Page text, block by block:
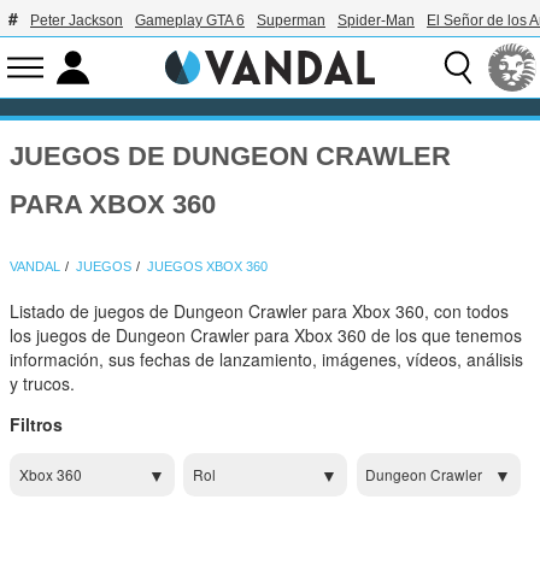
Peter Jackson Gameplay GTA 6 Superman Spider-Man El Señor de los
JUEGOS DE DUNGEON CRAWLER
PARA XBOX 360
VANDAL JUEGOS JUEGOS XBOX 360
Listado de juegos de Dungeon Crawler para Xbox 360, con todos
los juegos de Dungeon Crawler para Xbox 360 de los que tenemos
información, sus fechas de lanzamiento, imágenes, vídeos, análisis
y trucos.
Filtros
Xbox 360 Rol Dungeon Crawler